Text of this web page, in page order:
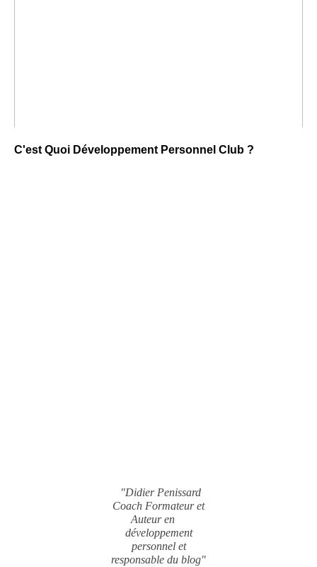
C'est Quoi Développement Personnel Club ?
"Didier Penissard
Coach Formateur et
Auteur en
développement
personnel et
responsable du blog"